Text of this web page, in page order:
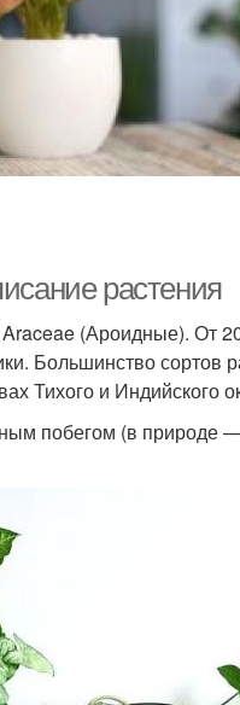
растения
(Ароидные). От
Большинство сортов
Тихого и Индийского
побегом (в природе